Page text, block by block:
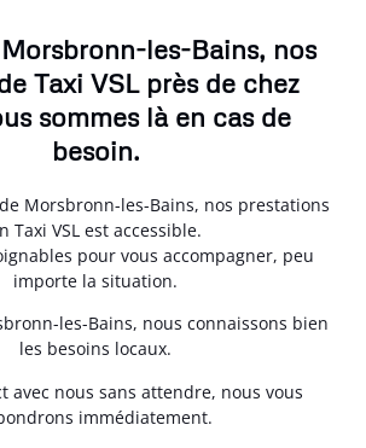
les-Bains, nos
Taxi VSL près de chez
sommes là en cas de
besoin.
Morsbronn-les-Bains, nos prestations
Taxi VSL est accessible.
pour vous accompagner, peu
importe la situation.
les-Bains, nous connaissons bien
les besoins locaux.
avec nous sans attendre, nous vous
immédiatement.